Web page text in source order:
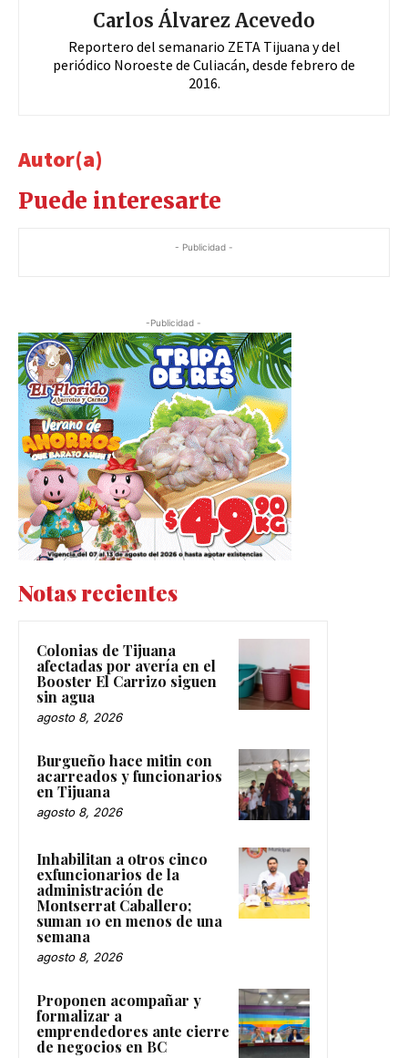
Carlos Álvarez Acevedo
Reportero del semanario ZETA Tijuana y del
periódico Noroeste de Culiacán, desde febrero de
2016.
Autor(a)
Puede interesarte
- Publicidad -
-Publicidad -
Notas recientes
Colonias de Tijuana
afectadas por avería en el
Booster El Carrizo siguen
sin agua
agosto 8, 2026
Burgueño hace mitin con
acarreados y funcionarios
en Tijuana
agosto 8, 2026
Inhabilitan a otros cinco
exfuncionarios de la
administración de
Montserrat Caballero;
suman 10 en menos de una
semana
agosto 8, 2026
Proponen acompañar y
formalizar a
emprendedores ante cierre
de negocios en BC